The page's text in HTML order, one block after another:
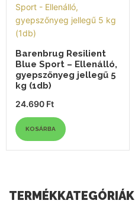
Barenbrug Resilient
Blue Sport – Ellenálló,
gyepszőnyeg jellegű 5
kg (1db)
24.690 Ft
KOSÁRBA
TERMÉKKATEGÓRIÁK